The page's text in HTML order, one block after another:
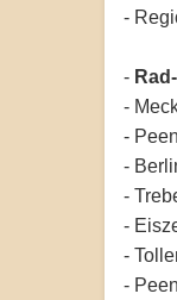
-
-
-
-
-
-
-
-
-